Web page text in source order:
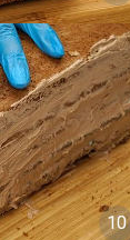
10